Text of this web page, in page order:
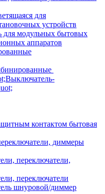
для
устройств
для модульных бытовых
аппаратов
контактом бытовая
диммеры
переключатели,
переключатели
шнуровой/диммер